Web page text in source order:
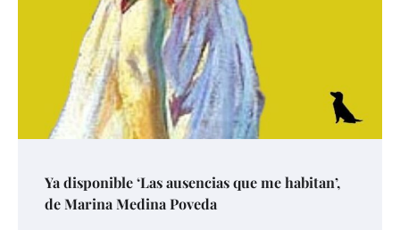
Ya disponible ‘Las ausencias que me habitan’,
de Marina Medina Poveda